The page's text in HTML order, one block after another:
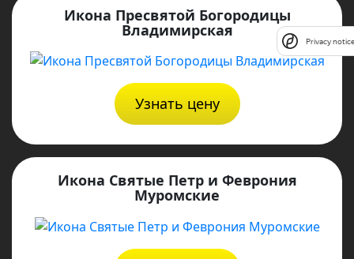
Икона Пресвятой Богородицы
Владимирская
Узнать цену
Икона Святые Петр и Феврония
Муромские
Privacy notice